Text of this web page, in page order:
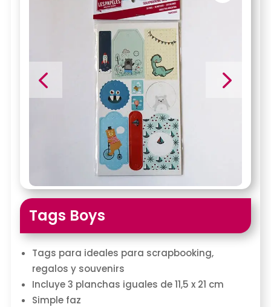
Tags Boys
Tags para ideales para scrapbooking,
regalos y souvenirs
Incluye 3 planchas iguales de 11,5 x 21 cm
Simple faz